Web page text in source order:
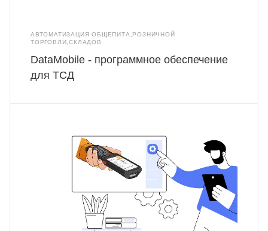
АВТОМАТИЗАЦИЯ ОБЩЕПИТА,РОЗНИЧНОЙ
ТОРГОВЛИ,СКЛАДОВ
DataMobile - программное обеспечение
для ТСД